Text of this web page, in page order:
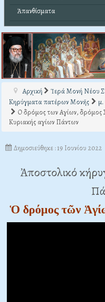
Ἀπανθίσματα
Αρχική
Ἱερά Μονή Νέου
Κηρύγματα πατέρων Μονῆς
Ο δρόμος των Αγίων, δρόμος
Κυριακής αγίων Πάντων
Δημοσιεύθηκε : 19 Ιουνίου 2022
Ἀποστολικό
Ὁ δρόμος τῶν